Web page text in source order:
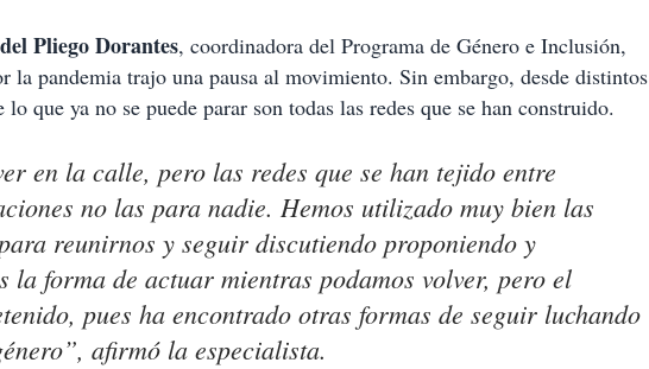
Pliego Dorantes, coordinadora del Programa de Género e Inclusión,
la pandemia trajo una pausa al movimiento. Sin embargo, desde distintos
que ya no se puede parar son todas las redes que se han construido.
en la calle, pero las redes que se han tejido entre
no las para nadie. Hemos utilizado muy bien las
reunirnos y seguir discutiendo proponiendo y
la forma de actuar mientras podamos volver, pero el
pues ha encontrado otras formas de seguir luchando
afirmó la especialista.